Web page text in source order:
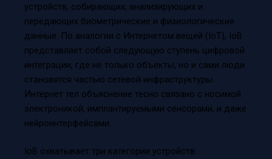
устройств, собирающих, анализирующих и
передающих биометрические и физиологические
данные. По аналогии с Интернетом вещей (IoT), IoB
представляет собой следующую ступень цифровой
интеграции, где не только объекты, но и сами люди
становятся частью сетевой инфраструктуры.
Интернет тел объяснение тесно связано с носимой
электроникой, имплантируемыми сенсорами, и даже
нейроинтерфейсами.
IoB охватывает три категории устройств: